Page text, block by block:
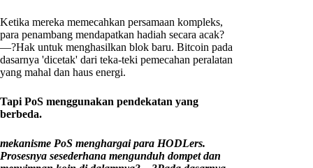
Ketika mereka memecahkan persamaan kompleks,
para penambang mendapatkan hadiah secara acak?
—?Hak untuk menghasilkan blok baru. Bitcoin pada
dasarnya 'dicetak' dari teka-teki pemecahan peralatan
yang mahal dan haus energi.
Tapi PoS menggunakan pendekatan yang
berbeda.
mekanisme PoS menghargai para HODLers.
Prosesnya sesederhana mengunduh dompet dan